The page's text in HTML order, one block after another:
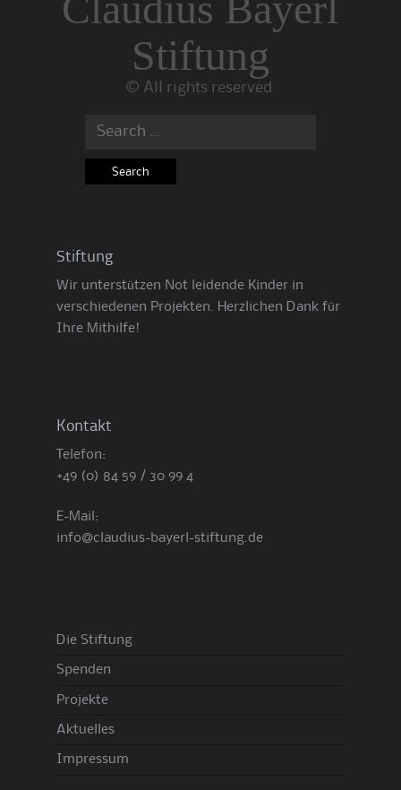
Stiftung
© All rights reserved.
Search
Stiftung
Wir unterstützen Not leidende Kinder in
verschiedenen Projekten. Herzlichen Dank für
Ihre Mithilfe!
Kontakt
Telefon:
+49 (0) 84 59 / 30 99 4
E-Mail:
info@claudius-bayerl-stiftung.de
Die Stiftung
Spenden
Projekte
Aktuelles
Impressum